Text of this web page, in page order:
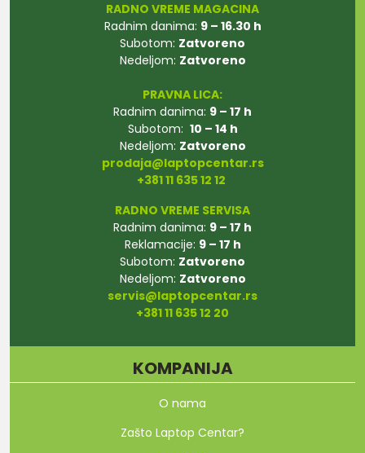
RADNO VREME MAGACINA
Radnim danima: 9 – 16.30 h
Subotom: Zatvoreno
Nedeljom: Zatvoreno
PRAVNA LICA:
Radnim danima: 9 – 17 h
Subotom: 10 – 14 h
Nedeljom: Zatvoreno
prodaja@laptopcentar.rs
+381 11 635 12 12
RADNO VREME SERVISA
Radnim danima: 9 – 17 h
Reklamacije: 9 – 17 h
Subotom: Zatvoreno
Nedeljom: Zatvoreno
servis@laptopcentar.rs
+381 11 635 12 20
KOMPANIJA
O nama
Zašto Laptop Centar?